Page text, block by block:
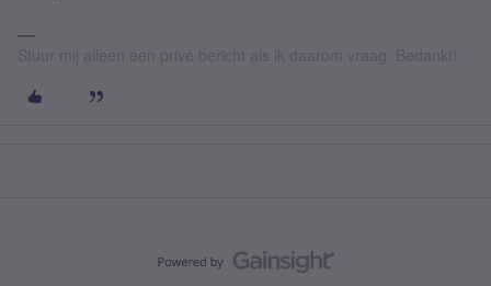
Stuur mij alleen een privé bericht als ik daarom vraag. Bedankt!